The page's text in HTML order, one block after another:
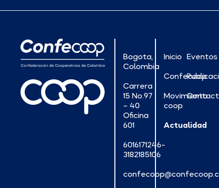
Bogota,
Colombia
Carrera
15 No.97
– 40
Oficina
601
6016171246-
3182185106
Inicio
Confecoop
Movimiento
coop
Actualidad
Eventos